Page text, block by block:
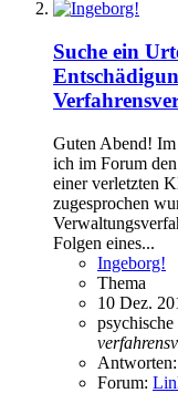
Suche ein
Guten Abend! Im
ich im Forum
einer verletzten
zugesprochen
Folgen eines...
Ingeborg!
Thema
10 Dez.
Forum: